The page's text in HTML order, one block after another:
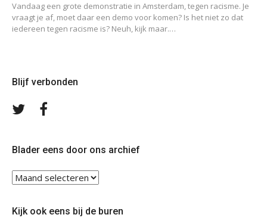
Vandaag een grote demonstratie in Amsterdam, tegen racisme. Je
vraagt je af, moet daar een demo voor komen? Is het niet zo dat
iedereen tegen racisme is? Neuh, kijk maar.…
Blijf verbonden
Volg
Blader eens door ons archief
Blader
ons
Kijk ook eens bij de buren